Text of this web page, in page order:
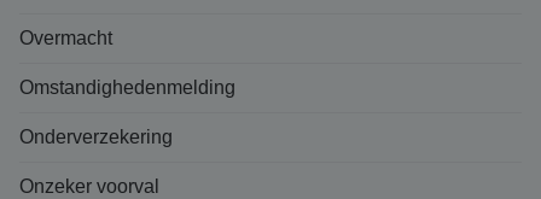
Overmacht
Omstandighedenmelding
Onderverzekering
Onzeker voorval